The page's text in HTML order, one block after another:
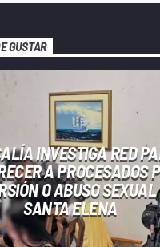
GUSTAR
INVESTIGA RED
A PROCESADOS
O ABUSO
SANTA ELENA